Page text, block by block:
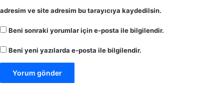
adresim ve site adresim bu tarayıcıya kaydedilsin.
Beni sonraki yorumlar için e-posta ile bilgilendir.
Beni yeni yazılarda e-posta ile bilgilendir.